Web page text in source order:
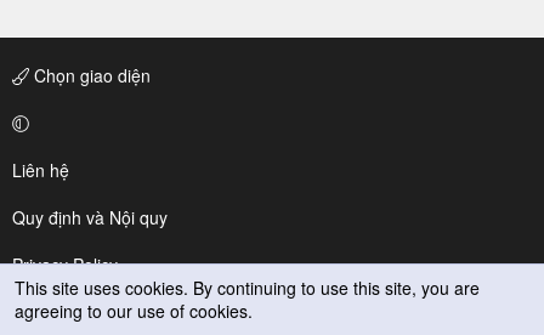
Chọn giao diện
Liên hệ
Quy định và Nội quy
Privacy Policy
Trợ giúp
This site uses cookies. By continuing to use this site, you are
agreeing to our use of cookies.